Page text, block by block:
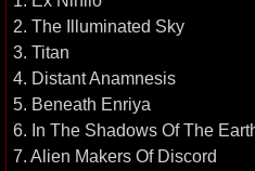
2. The Illuminated Sky
3. Titan
4. Distant Anamnesis
5. Beneath Enriya
6. In The Shadows Of The
7. Alien Makers Of Discord